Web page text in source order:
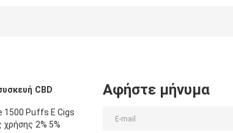
CBD
1500 Puffs E Cigs
χρήσης 2% 5%
Αφήστε μήνυμα